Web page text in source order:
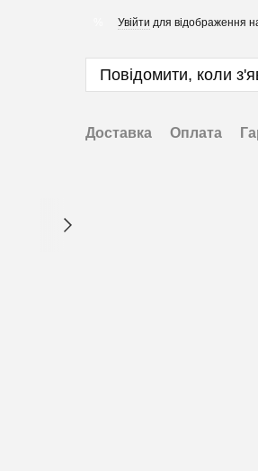
Увійти для відображення
Повідомити, коли
Доставка Оплата